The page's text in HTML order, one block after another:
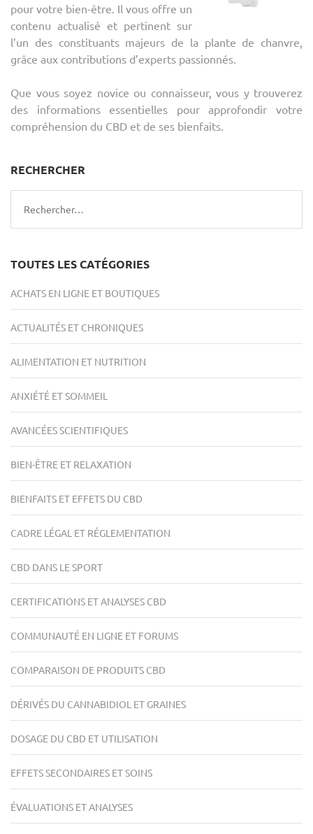
pour votre bien-être. Il vous offre un
contenu actualisé et pertinent sur
l’un des constituants majeurs de la plante de chanvre,
grâce aux contributions d’experts passionnés.
Que vous soyez novice ou connaisseur, vous y trouverez
des informations essentielles pour approfondir votre
compréhension du CBD et de ses bienfaits.
RECHERCHER
Rechercher :
TOUTES LES CATÉGORIES
ACHATS EN LIGNE ET BOUTIQUES
ACTUALITÉS ET CHRONIQUES
ALIMENTATION ET NUTRITION
ANXIÉTÉ ET SOMMEIL
AVANCÉES SCIENTIFIQUES
BIEN-ÊTRE ET RELAXATION
BIENFAITS ET EFFETS DU CBD
CADRE LÉGAL ET RÉGLEMENTATION
CBD DANS LE SPORT
CERTIFICATIONS ET ANALYSES CBD
COMMUNAUTÉ EN LIGNE ET FORUMS
COMPARAISON DE PRODUITS CBD
DÉRIVÉS DU CANNABIDIOL ET GRAINES
DOSAGE DU CBD ET UTILISATION
EFFETS SECONDAIRES ET SOINS
ÉVALUATIONS ET ANALYSES